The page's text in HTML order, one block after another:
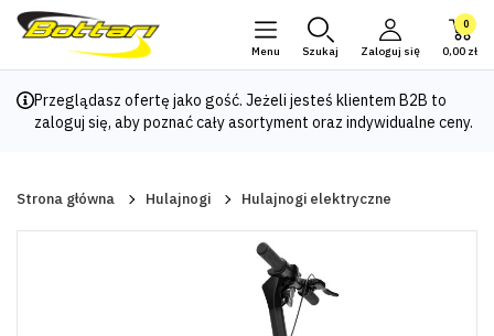
Menu Szukaj Zaloguj się
0
0,00 zł
Przeglądasz ofertę jako gość. Jeżeli jesteś klientem B2B to
zaloguj się, aby poznać cały asortyment oraz indywidualne ceny.
Strona główna Hulajnogi Hulajnogi elektryczne